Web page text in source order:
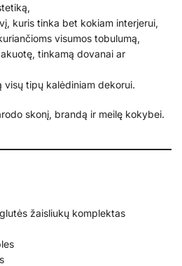
kuris tinka bet kokiam interjerui,
visumos tobulumą,
tinkamą dovanai ar
visų tipų kalėdiniam dekorui.
skonį, brandą ir meilę kokybei.
žaisliukų komplektas